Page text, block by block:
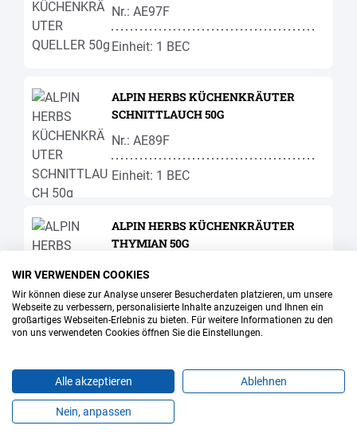
Produkte Favoriten Themen
Nr.: AE97F
Einheit: 1 BEC
ALPIN HERBS KÜCHENKRÄUTER
SCHNITTLAUCH 50G
Nr.: AE89F
Einheit: 1 BEC
ALPIN HERBS KÜCHENKRÄUTER
THYMIAN 50G
Nr.: AE99F
Einheit: 1 BEC
ZITRONENTHYMIAN 50G
Nr.: AE84F
WIR VERWENDEN COOKIES
Wir können diese zur Analyse unserer Besucherdaten platzieren, um unsere
Webseite zu verbessern, personalisierte Inhalte anzuzeigen und Ihnen ein
großartiges Webseiten-Erlebnis zu bieten. Für weitere Informationen zu den
von uns verwendeten Cookies öffnen Sie die Einstellungen.
Alle akzeptieren Ablehnen
Nein, anpassen